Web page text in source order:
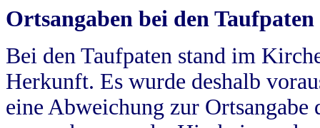
Ortsangaben bei den Taufpaten
Bei den Taufpaten stand im
Herkunft. Es wurde deshalb
eine Abweichung zur